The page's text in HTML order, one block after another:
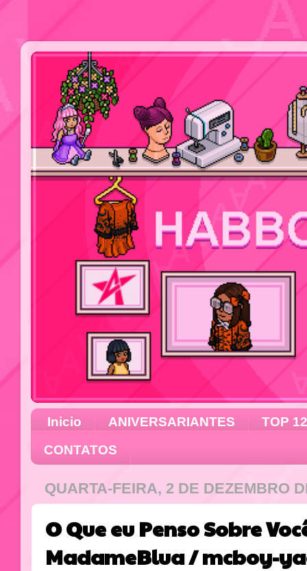
Inicio ANIVERSARIANTES
TOP 12
CONTATOS
QUARTA-FEIRA, 2 DE DEZEMBRO
O Que eu Penso Sobre
MadameBlua / mcboy-